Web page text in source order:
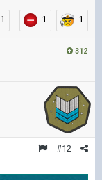
1 1 1
312
#12